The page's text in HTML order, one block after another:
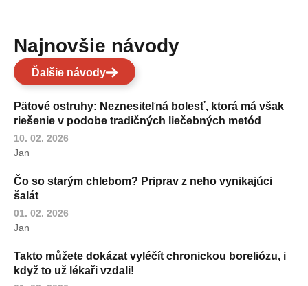
Najnovšie návody
Ďalšie návody
Pätové ostruhy: Neznesiteľná bolesť, ktorá má však
riešenie v podobe tradičných liečebných metód
10. 02. 2026
Jan
Čo so starým chlebom? Priprav z neho vynikajúci
šalát
01. 02. 2026
Jan
Takto můžete dokázat vyléčít chronickou boreliózu, i
když to už lékaři vzdali!